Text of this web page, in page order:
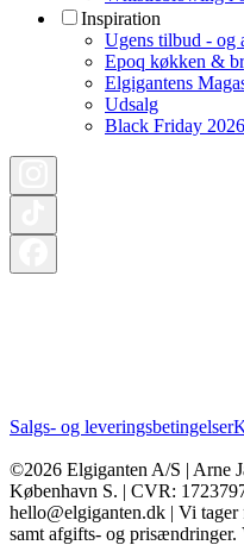
Inspiration
Ugens tilbud - og
Epoq køkken &
Elgigantens
Udsalg
Black Friday 2026
Salgs- og leveringsbetingelser
©2026 Elgiganten A/S | Arne
København S. | CVR:
hello@elgiganten.dk | Vi
samt afgifts- og